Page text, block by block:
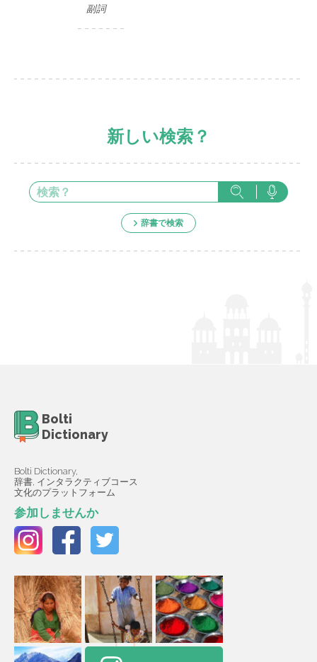
副詞
新しい検索？
辞書で検索
Bolti
Dictionary
Bolti Dictionary,
辞書, インタラクティブコース
文化のプラットフォーム
参加しませんか